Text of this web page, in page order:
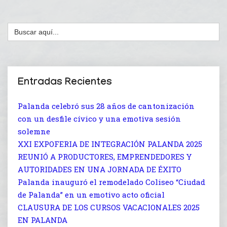
Buscar:
Entradas Recientes
Palanda celebró sus 28 años de cantonización
con un desfile cívico y una emotiva sesión
solemne
XXI EXPOFERIA DE INTEGRACIÓN PALANDA 2025
REUNIÓ A PRODUCTORES, EMPRENDEDORES Y
AUTORIDADES EN UNA JORNADA DE ÉXITO
Palanda inauguró el remodelado Coliseo “Ciudad
de Palanda” en un emotivo acto oficial
CLAUSURA DE LOS CURSOS VACACIONALES 2025
EN PALANDA